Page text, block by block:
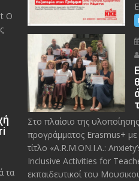
O
τα
Στο πλαίσιο της
προγράμματος Erasmus+ με
τίτλο «A.R.M.ON.I.A.:
Inclusive Activities for
εκπαιδευτικοί του